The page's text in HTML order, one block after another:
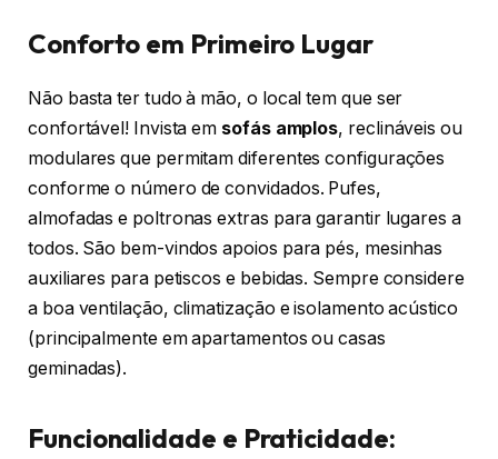
Conforto em Primeiro Lugar
Não basta ter tudo à mão, o local tem que ser
confortável! Invista em sofás amplos, reclináveis ou
modulares que permitam diferentes configurações
conforme o número de convidados. Pufes,
almofadas e poltronas extras para garantir lugares a
todos. São bem-vindos apoios para pés, mesinhas
auxiliares para petiscos e bebidas. Sempre considere
a boa ventilação, climatização e isolamento acústico
(principalmente em apartamentos ou casas
geminadas).
Funcionalidade e Praticidade: